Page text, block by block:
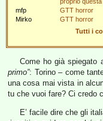
mfp
GTT horror
Mirko
GTT horror
Tutti i
Come ho già spiegato
primo”: Torino – come
una cosa mai vista in
tu che vuoi fare? Ci credo
E’ facile dire che gli